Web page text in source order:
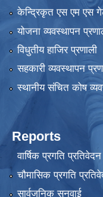
केन्द्रिकृत एस एम एस
योजना व्यवस्थापन
विधुतीय हाजिर प्रणाली
सहकारी व्यवस्थापन
स्थानीय संचित कोष
Reports
वार्षिक प्रगति प्रतिवेदन
चौमासिक प्रगति
सार्वजनिक सुनुवाई